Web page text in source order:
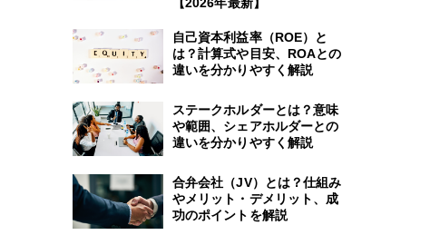
【2026年最新】
自己資本利益率（ROE）と
は？計算式や目安、ROAとの
違いを分かりやすく解説
ステークホルダーとは？意味
や範囲、シェアホルダーとの
違いを分かりやすく解説
合弁会社（JV）とは？仕組み
やメリット・デメリット、成
功のポイントを解説